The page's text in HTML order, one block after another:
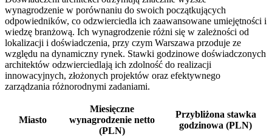
wynagrodzenie w porównaniu do swoich początkujących
odpowiedników, co odzwierciedla ich zaawansowane umiejętności i
wiedzę branżową. Ich wynagrodzenie różni się w zależności od
lokalizacji i doświadczenia, przy czym Warszawa przoduje ze
względu na dynamiczny rynek. Stawki godzinowe doświadczonych
architektów odzwierciedlają ich zdolność do realizacji
innowacyjnych, złożonych projektów oraz efektywnego
zarządzania różnorodnymi zadaniami.
Miasto
Miesięczne
wynagrodzenie netto
(PLN)
Przybliżona stawka
godzinowa (PLN)